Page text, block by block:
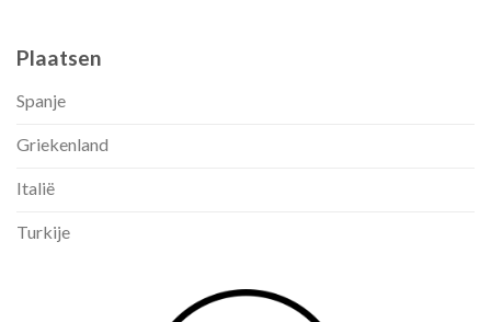
Plaatsen
Spanje
Griekenland
Italië
Turkije